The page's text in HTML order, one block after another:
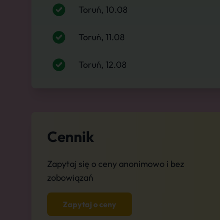
Toruń, 10.08
Toruń, 11.08
Toruń, 12.08
Cennik
Zapytaj się o ceny anonimowo i bez
zobowiązań
Zapytaj o ceny